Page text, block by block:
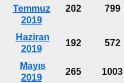
Temmuz
2019
202 799
Haziran
2019
192 572
Mayıs
2019
265 1003